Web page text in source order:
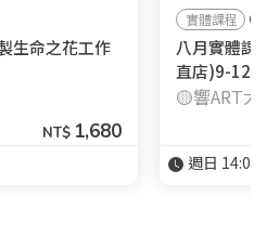
生命之花工作
NT$ 1,680
實體課程
八月實體
直店)9-12
🟡響ART大
週日